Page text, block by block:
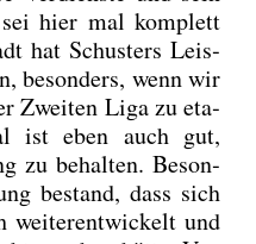
hier mal kom­plett
hat Schus­ters Leis­
beson­ders, wenn wir
Zwei­ten Liga zu eta­
ist eben auch gut,
zu behal­ten. Beson­
bestand, dass sich
wei­ter­ent­wi­ckelt und